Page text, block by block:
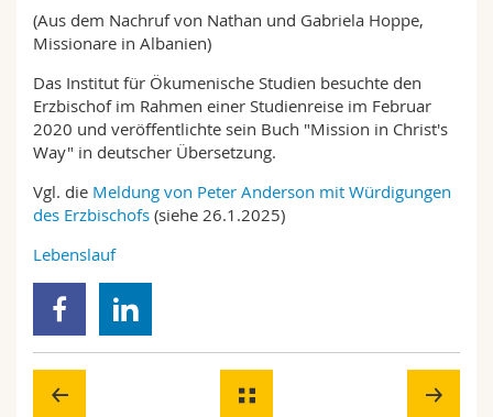
(Aus dem Nachruf von Nathan und Gabriela Hoppe,
Missionare in Albanien)
Das Institut für Ökumenische Studien besuchte den
Erzbischof im Rahmen einer Studienreise im Februar
2020 und veröffentlichte sein Buch "Mission in Christ's
Way" in deutscher Übersetzung.
Vgl. die Meldung von Peter Anderson mit Würdigungen
des Erzbischofs (siehe 26.1.2025)
Lebenslauf